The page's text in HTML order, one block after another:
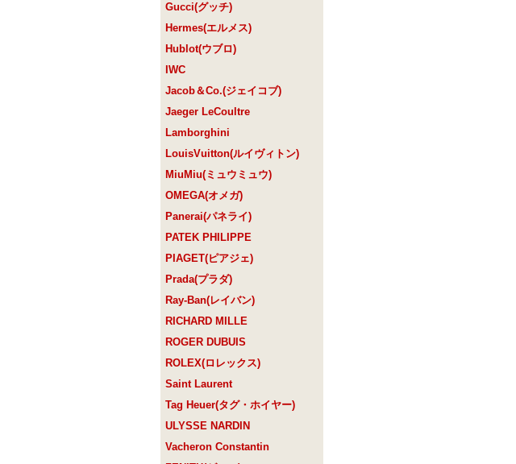
Gucci(グッチ)
Hermes(エルメス)
Hublot(ウブロ)
IWC
Jacob＆Co.(ジェイコブ)
Jaeger LeCoultre
Lamborghini
LouisVuitton(ルイヴィトン)
MiuMiu(ミュウミュウ)
OMEGA(オメガ)
Panerai(パネライ)
PATEK PHILIPPE
PIAGET(ピアジェ)
Prada(プラダ)
Ray-Ban(レイバン)
RICHARD MILLE
ROGER DUBUIS
ROLEX(ロレックス)
Saint Laurent
Tag Heuer(タグ・ホイヤー)
ULYSSE NARDIN
Vacheron Constantin